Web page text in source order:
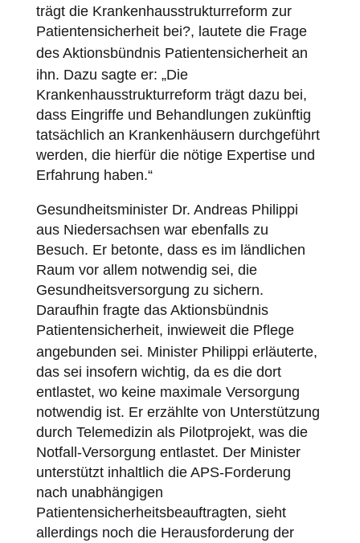
trägt die Krankenhausstrukturreform zur
Patientensicherheitbei?, lautete die Frage
des Aktionsbündnis Patientensicherheitan
ihn. Dazu sagte er: „Die
Krankenhausstrukturreform trägt dazu bei,
dass Eingriffe und Behandlungen zukünftig
tatsächlich an Krankenhäusern durchgeführt
werden, die hierfür die nötige Expertise und
Erfahrung haben.“
Gesundheitsminister Dr. Andreas Philippi
aus Niedersachsen war ebenfalls zu
Besuch. Er betonte, dass es im ländlichen
Raum vor allem notwendig sei, die
Gesundheitsversorgung zu sichern.
Daraufhin fragte das Aktionsbündnis
Patientensicherheit, inwieweit die Pflege
angebunden sei. Minister Philippi erläuterte,
das sei insofern wichtig, da es die dort
entlastet, wo keine maximale Versorgung
notwendig ist. Er erzählte von Unterstützung
durch Telemedizin als Pilotprojekt, was die
Notfall-Versorgung entlastet. Der Minister
unterstützt inhaltlich die APS-Forderung
nach unabhängigen
Patientensicherheitsbeauftragten, sieht
allerdings noch die Herausforderung der